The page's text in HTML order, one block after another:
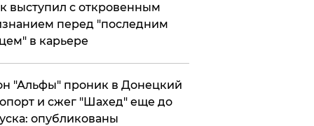
выступил с откровенным
перед "последним
в карьере
"Альфы" проник в Донецкий
и сжег "Шахед" еще до
опубликованы